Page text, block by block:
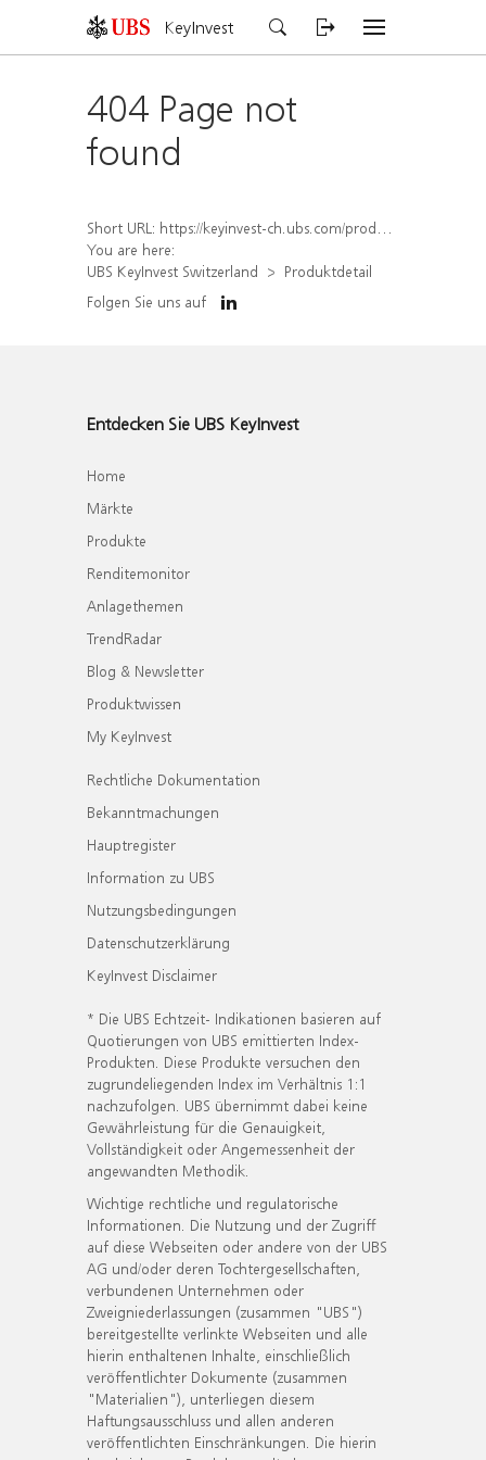
KeyInvest
404 Page not
found
Short URL: https://keyinvest-ch.ubs.com/produkt/detail/index/isin/CH1572311319
You are here:
UBS KeyInvest Switzerland
Produktdetail
Folgen Sie uns auf
Entdecken Sie UBS KeyInvest
Home
Märkte
Produkte
Renditemonitor
Anlagethemen
TrendRadar
Blog & Newsletter
Produktwissen
My KeyInvest
Rechtliche Dokumentation
Bekanntmachungen
Hauptregister
Information zu UBS
Nutzungsbedingungen
Datenschutzerklärung
KeyInvest Disclaimer
* Die UBS Echtzeit- Indikationen basieren auf
Quotierungen von UBS emittierten Index-
Produkten. Diese Produkte versuchen den
zugrundeliegenden Index im Verhältnis 1:1
nachzufolgen. UBS übernimmt dabei keine
Gewährleistung für die Genauigkeit,
Vollständigkeit oder Angemessenheit der
angewandten Methodik.
Wichtige rechtliche und regulatorische
Informationen. Die Nutzung und der Zugriff
auf diese Webseiten oder andere von der UBS
AG und/oder deren Tochtergesellschaften,
verbundenen Unternehmen oder
Zweigniederlassungen (zusammen "UBS")
bereitgestellte verlinkte Webseiten und alle
hierin enthaltenen Inhalte, einschließlich
veröffentlichter Dokumente (zusammen
"Materialien"), unterliegen diesem
Haftungsausschluss und allen anderen
veröffentlichten Einschränkungen. Die hierin